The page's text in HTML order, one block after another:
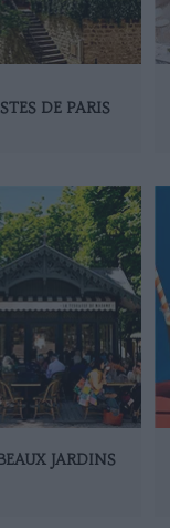
DE PARIS
JARDINS